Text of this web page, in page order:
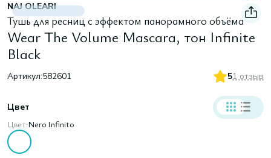
NAJ OLEARI
Тушь для ресниц с эффектом панорамного объёма
Wear The Volume Mascara, тон Infinite
Black
Артикул:582601 51 отзыв
Цвет
Цвет:Nero Infinito